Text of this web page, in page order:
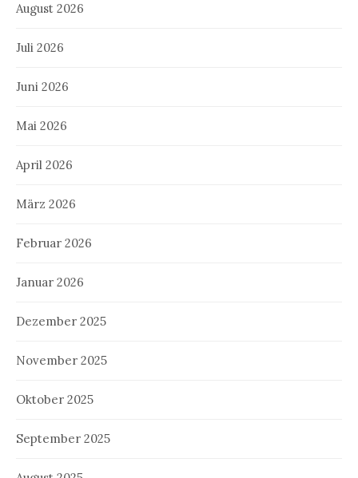
August 2026
Juli 2026
Juni 2026
Mai 2026
April 2026
März 2026
Februar 2026
Januar 2026
Dezember 2025
November 2025
Oktober 2025
September 2025